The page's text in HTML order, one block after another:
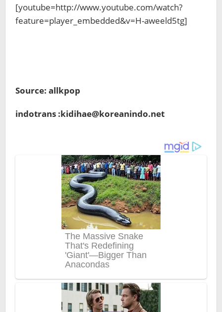
[youtube=http://www.youtube.com/watch?
feature=player_embedded&v=H-aweeld5tg]
Source: allkpop
indotrans :kidihae@koreanindo.net